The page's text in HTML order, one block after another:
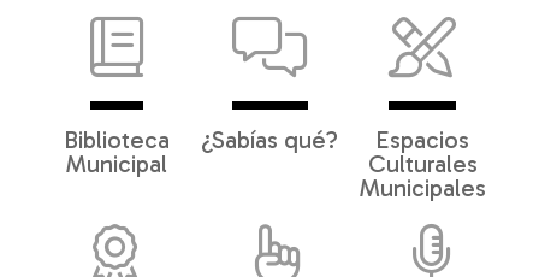
Biblioteca
Municipal
¿Sabías qué?
Espacios
Culturales
Municipales